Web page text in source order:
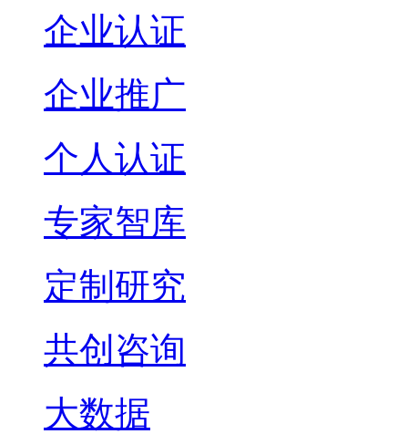
企业认证
企业推广
个人认证
专家智库
定制研究
共创咨询
大数据